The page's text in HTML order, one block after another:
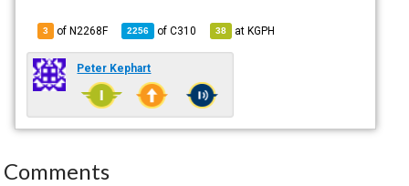
3 of N2268F 2256 ofC310 38 atKGPH
Peter Kephart
Comments